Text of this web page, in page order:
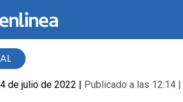
de julio de 2022 | Publicado a las 12:14